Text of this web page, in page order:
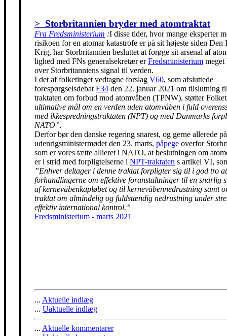
> Storbritannien bryder med atomtraktat
Fra Fredsministerium :I disse tider, hvor mange eksperter
risikoen for en atomar katastrofe er på sit højeste siden Den
Krig, har Storbritannien besluttet at forøge sit arsenal af
lighed med FNs generalsekretær erFredsministerium meget
over Storbritanniens signal til verden.
I det af folketinget vedtagne forslag V60, som afsluttede
forespørgselsdebat F34 den 22. januar 2021 om tilslutning
traktaten om forbud mod atomvåben (TPNW), støtter
ultimative mål om en verden uden atomvåben i fuld
med ikkespredningstraktaten (NPT) og med Danmarks
NATO”.
Derfor bør den danske regering snarest, og gerne allerede på
udenrigsministermødet den 23. marts, påpege overfor
som er vores tætte allieret i NATO, at beslutningen om
er i strid med forpligtelserne i NPT-traktaten s artikel VI,
”Enhver deltager i denne traktat forpligter sig til i god tro
forhandlingerne om effektive foranstaltninger til en snarlig
af kernevåbenkapløbet og til kernevåbennedrustning samt
traktat om almindelig og fuldstændig nedrustning under
effektiv international kontrol.”
Fredsministerium - marts 2021
... Aktuelle indlæg
... Uaktuelle indlæg
... Aktuelle kommentarer